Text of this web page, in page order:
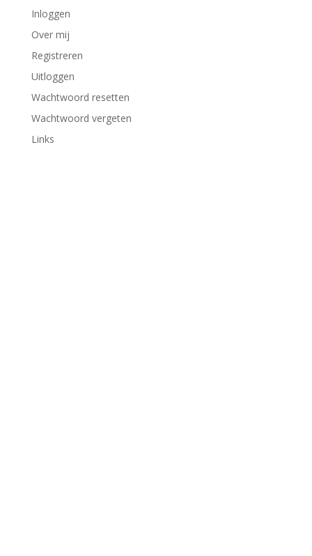
Inloggen
Over mij
Registreren
Uitloggen
Wachtwoord resetten
Wachtwoord vergeten
Links